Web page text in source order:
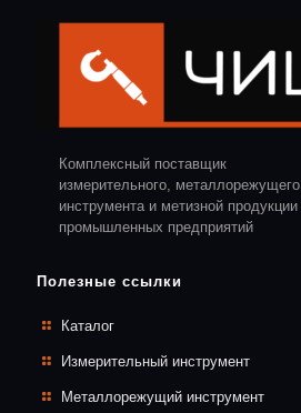
Комплексный поставщик
измерительного, металлорежущего
инструмента и метизной продукции
промышленных предприятий
Полезные ссылки
Каталог
Измерительный инструмент
Металлорежущий инструмент